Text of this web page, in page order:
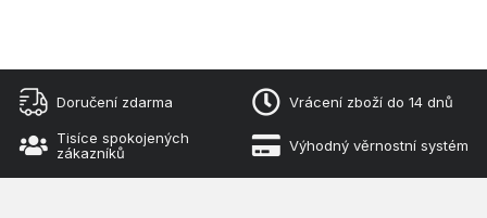
Doručení zdarma Vrácení zboží do 14 dnů
Tisíce spokojených
zákazníků
Výhodný věrnostní systém